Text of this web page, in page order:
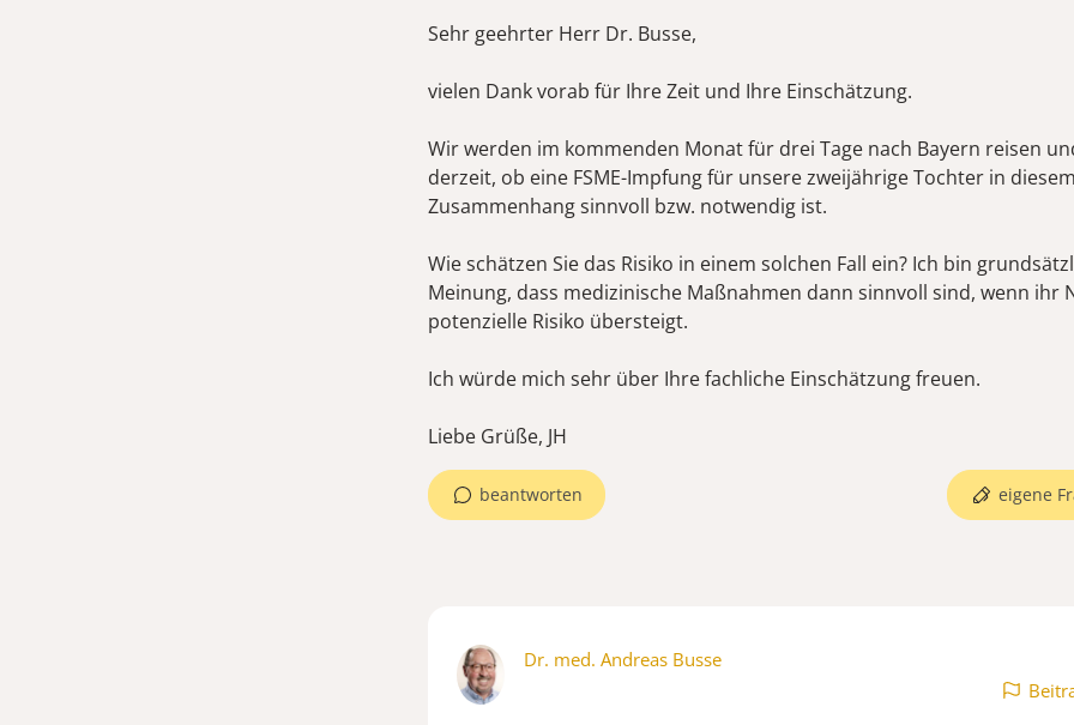
Sehr geehrter Herr Dr. Busse,
vielen Dank vorab für Ihre Zeit und Ihre Einschätzung.
Wir werden im kommenden Monat für drei Tage nach Bayern reisen
derzeit, ob eine FSME-Impfung für unsere zweijährige Tochter in diesem
Zusammenhang sinnvoll bzw. notwendig ist.
Wie schätzen Sie das Risiko in einem solchen Fall ein? Ich bin
Meinung, dass medizinische Maßnahmen dann sinnvoll sind, wenn ihr
potenzielle Risiko übersteigt.
Ich würde mich sehr über Ihre fachliche Einschätzung freuen.
beantworten eigene
Dr. med. Andreas Busse